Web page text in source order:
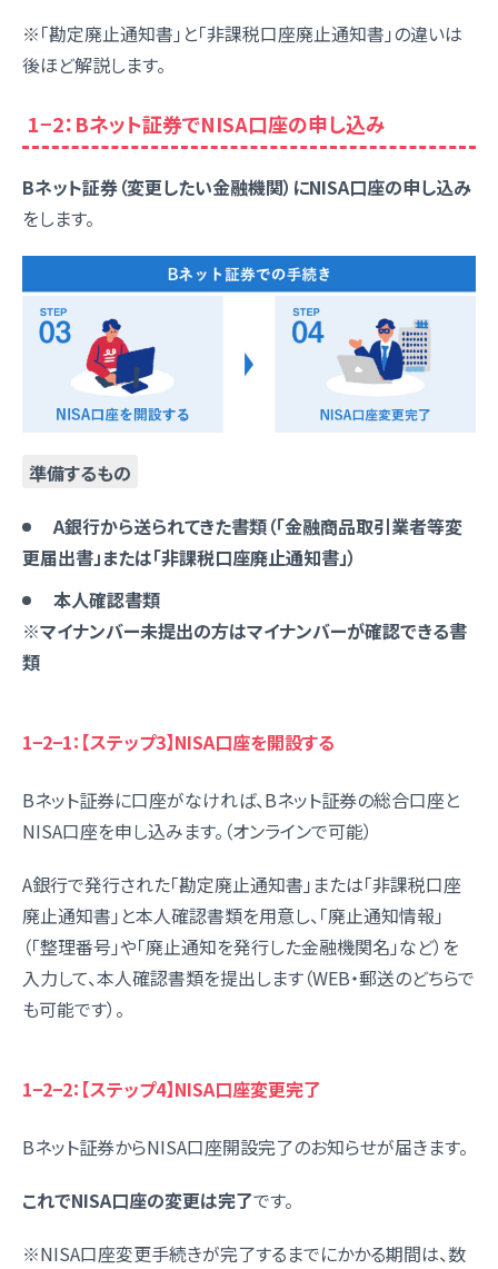
※「勘定廃止通知書 」と「非課税口座廃止通知書 」の違いは
後ほど解説します。
1−2：Bネット証券でNISA口座の申し込み
Bネット証券（変更したい金融機関）にNISA口座の申し込み
をします。
準備するもの
A銀行から送られてきた書類（「金融商品取引業者等変
更届出書」または「非課税口座廃止通知書」）
本人確認書類
※マイナンバー未提出の方はマイナンバーが確認できる書
類
1−2−1：【ステップ3】NISA口座を開設する
Bネット証券に口座がなければ、Bネット証券の総合口座と
NISA口座を申し込みます。（オンラインで可能）
A銀行で発行された「勘定廃止通知書」または「非課税口座
廃止通知書」と本人確認書類を用意し、「廃止通知情報」
（「整理番号」や「廃止通知を発行した金融機関名」など）を
入力して、本人確認書類を提出します（WEB・郵送のどちらで
も可能です）。
1−2−2：【ステップ4】NISA口座変更完了
Bネット証券からNISA口座開設完了のお知らせが届きます。
これでNISA口座の変更は完了です。
※NISA口座変更手続きが完了するまでにかかる期間は、数